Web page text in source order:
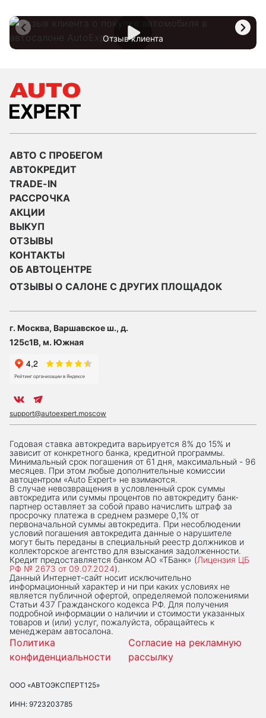
Отзыв клиента
АВТО С ПРОБЕГОМ
АВТОКРЕДИТ
TRADE-IN
РАССРОЧКА
АКЦИИ
ВЫКУП
ОТЗЫВЫ
КОНТАКТЫ
ОБ АВТОЦЕНТРЕ
ОТЗЫВЫ О САЛОНЕ С ДРУГИХ ПЛОЩАДОК
г. Москва, Варшавское ш., д.
125с1В, м. Южная
support@autoexpert.moscow
Годовая ставка автокредита варьируется 8% до 15% и
зависит от конкретного банка, кредитной программы.
Минимальный срок погашения от 61 дня, максимальный - 96
месяцев. При этом любые дополнительные комиссии
автоцентром «Auto Expert» не взимаются.
В случае невозвращения в условленный срок суммы
автокредита или суммы процентов по автокредиту банк-
партнер оставляет за собой право начислить штраф за
просрочку платежа в среднем размере 0,1% от
первоначальной суммы автокредита. При несоблюдении
условий погашения автокредита данные о нарушителе
могут быть переданы в специальный реестр должников и
коллекторское агентство для взыскания задолженности.
Кредит предоставляется банком АО «ТБанк» (Лицензия ЦБ
РФ № 2673 от 09.07.2024).
Данный Интернет-сaйт носит исключительно
информационный характер и ни при каких условиях не
является публичной офертой, определяемой положениями
Статьи 437 Гражданского кодекса РФ. Для получения
подробной информации о наличии и стоимости указанных
товаров и (или) услуг, пожалуйста, обращайтесь к
менеджерам автосалона.
Политика
конфиденциальности
Согласие на рекламную
рассылку
ООО «АВТОЭКСПЕРТ125»
ИНН: 9723203785